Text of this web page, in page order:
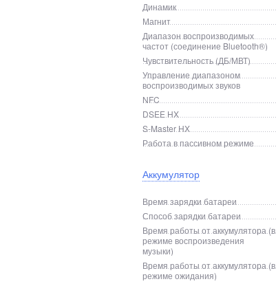
Динамик
Магнит
Диапазон воспроизводимых
частот (соединение Bluetooth®)
Чувствительность (ДБ/МВТ)
Управление диапазоном
воспроизводимых звуков
NFC
DSEE HX
S-Master HX
Работа в пассивном режиме
Аккумулятор
Время зарядки батареи
Способ зарядки батареи
Время работы от аккумулятора (в
режиме воспроизведения
музыки)
Время работы от аккумулятора (в
режиме ожидания)